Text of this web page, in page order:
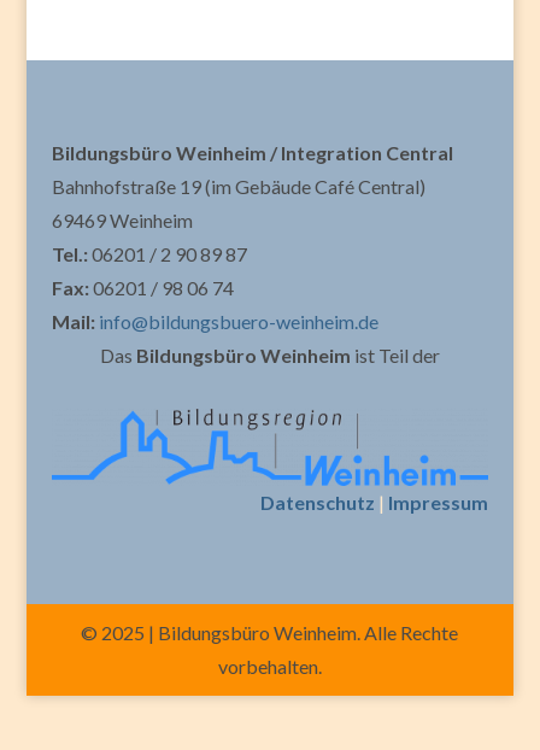
Bildungsbüro Weinheim / Integration Central
Bahnhofstraße 19 (im Gebäude Café Central)
69469 Weinheim
Tel.:06201 / 2 90 89 87
Fax:06201 / 98 06 74
Mail: info@bildungsbuero-weinheim.de
Das Bildungsbüro Weinheim ist Teil der
Datenschutz | Impressum
© 2025 | Bildungsbüro Weinheim. Alle Rechte
vorbehalten.